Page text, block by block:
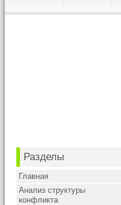
Разделы
Главная
Анализ структуры
конфликта